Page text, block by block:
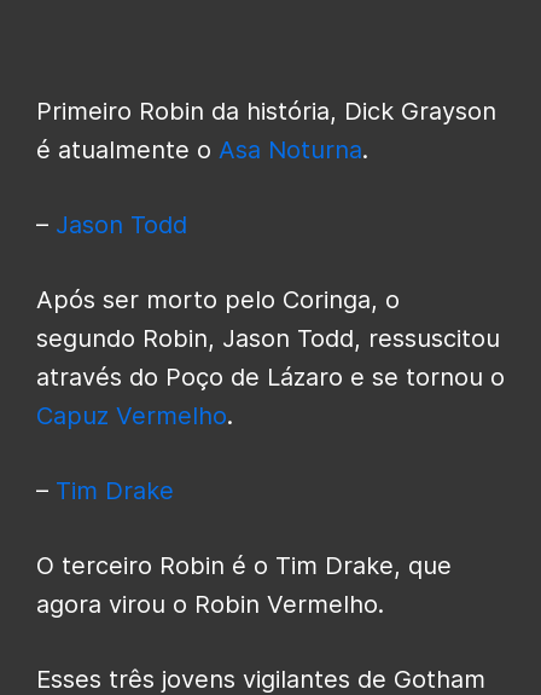
Primeiro Robin da história, Dick Grayson
é atualmente o Asa Noturna.
– Jason Todd
Após ser morto pelo Coringa, o
segundo Robin, Jason Todd, ressuscitou
através do Poço de Lázaro e se tornou o
Capuz Vermelho.
– Tim Drake
O terceiro Robin é o Tim Drake, que
agora virou o Robin Vermelho.
Esses três jovens vigilantes de Gotham